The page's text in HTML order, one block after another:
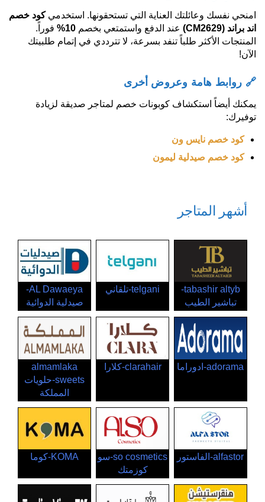
امنحي نفسك وعائلتك العناية التي تستحقونها. استخدميكود خصم
اند براند (CM2629) عند الدفع واستمتعي بخصم 10%
فوراً.
المنتجات الأكثر طلباً تنفد بسرعة، لا تترددي في إتمام طلبيتك
الآن!
🔗 روابط هامة وعروض أخرى
يمكنك أيضاً استكشاف كوبونات خصم لمتاجر صديقة لزيادة
توفيرك:
كود خصم نايس ون
كود خصم صيدلية ليمون
أشهر المتاجر
tabashir altyb-
تباشير الطيب
telgani-تلقاني
AL Dawaeya-
صيدلية الدوائية
adorama-ادوراما clarahair-كلارا
almamlaka
sweets-حلويات
المملكة
alfastor-الفاستور
so cosmetics-سو
كوزمتك
KOMA-كوما